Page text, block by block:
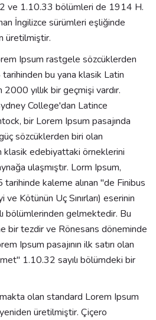
ve 1.10.33 bölümleri de 1914 H.
İngilizce sürümleri eşliğinde
üretilmiştir.
Ipsum rastgele sözcüklerden
bu yana klasik Latin
yıllık bir geçmişi vardır.
College'dan Latince
bir Lorem Ipsum pasajında
sözcüklerden biri olan
klasik edebiyattaki örneklerini
ulaşmıştır. Lorm Ipsum,
tarihinde kaleme alınan "de Finibus
Kötünün Uç Sınırları) eserinin
bölümlerinden gelmektedir. Bu
bir tezdir ve Rönesans döneminde
Ipsum pasajının ilk satırı olan
1.10.32 sayılı bölümdeki bir
olan standard Lorem Ipsum
üretilmiştir. Çiçero